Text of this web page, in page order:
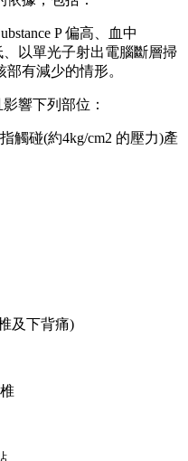
P 偏高、血中
、以單光子射出電腦斷層掃
有減少的情形。
響下列部位：
觸碰(約4kg/cm2 的壓力)產
及下背痛)